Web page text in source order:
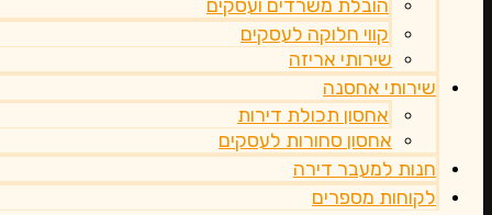
הובלת משרדים ועסקים
קווי חלוקה לעסקים
שירותי אריזה
שירותי אחסנה
אחסון תכולת דירות
אחסון סחורות לעסקים
חנות למעבר דירה
לקוחות מספרים